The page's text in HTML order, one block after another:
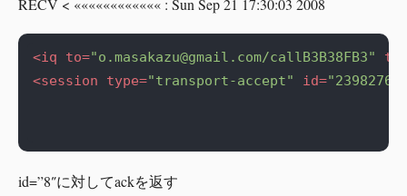
RECV < «««««««««««« : Sun Sep 21 17:30:03 2008
<iq to="o.masakazu@gmail.com/callB3B38FB3"
<session
type="transport-accept" id=
id=”8″に対してackを返す